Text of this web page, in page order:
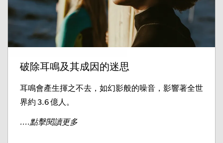
破除耳鳴及其成因的迷思
耳鳴會產生揮之不去，如幻影般的噪音，影響著全世
界約 3.6 億人。
....點擊閱讀更多